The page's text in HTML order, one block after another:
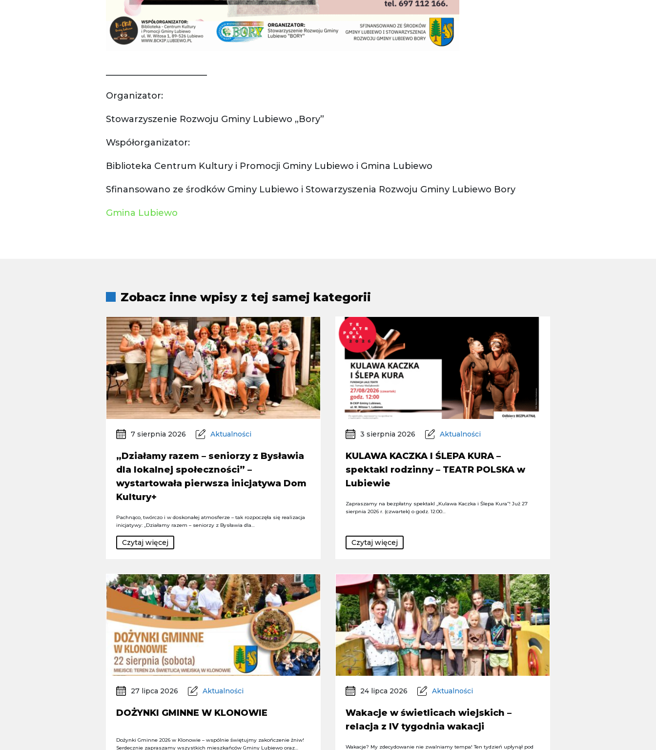
_______________________
Organizator:
Stowarzyszenie Rozwoju Gminy Lubiewo „Bory”
Współorganizator:
Biblioteka Centrum Kultury i Promocji Gminy Lubiewo i Gmina Lubiewo
Sfinansowano ze środków Gminy Lubiewo i Stowarzyszenia Rozwoju Gminy Lubiewo Bory
Gmina Lubiewo
Zobacz inne wpisy z tej samej kategorii
7 sierpnia 2026 Aktualności
„Działamy razem – seniorzy z Bysławia
dla lokalnej społeczności” –
wystartowała pierwsza inicjatywa Dom
Kultury+
Pachnąco, twórczo i w doskonałej atmosferze – tak rozpoczęła się realizacja
inicjatywy: „Działamy razem – seniorzy z Bysławia dla…
Czytaj więcej
3 sierpnia 2026 Aktualności
KULAWA KACZKA I ŚLEPA KURA –
spektakl rodzinny – TEATR POLSKA w
Lubiewie
Zapraszamy na bezpłatny spektakl „Kulawa Kaczka i Ślepa Kura”! Już 27
sierpnia 2026 r. (czwartek) o godz. 12:00…
Czytaj więcej
27 lipca 2026 Aktualności
DOŻYNKI GMINNE W KLONOWIE
Dożynki Gminne 2026 w Klonowie – wspólnie świętujmy zakończenie żniw!
Serdecznie zapraszamy wszystkich mieszkańców Gminy Lubiewo oraz…
24 lipca 2026 Aktualności
Wakacje w świetlicach wiejskich –
relacja z IV tygodnia wakacji
Wakacje? My zdecydowanie nie zwalniamy tempa! Ten tydzień upłynął pod